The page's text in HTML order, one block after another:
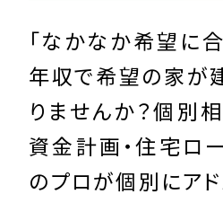
「なかなか希望に
年収で希望の家が
りませんか？個別
資金計画・住宅ロ
のプロが個別にアド